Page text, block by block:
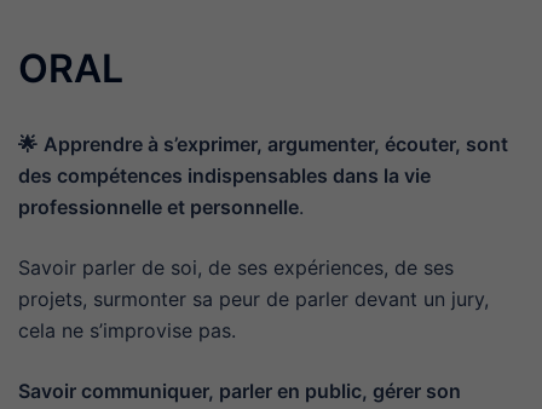
ORAL
🌟 Apprendre à s’exprimer, argumenter, écouter, sont
des compétences indispensables dans la vie
professionnelle et personnelle.
Savoir parler de soi, de ses expériences, de ses
projets, surmonter sa peur de parler devant un jury,
cela ne s’improvise pas.
Savoir communiquer, parler en public, gérer son